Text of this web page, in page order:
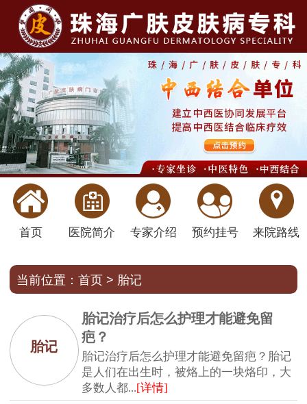
首页 医院简介 专家介绍 预约挂号 来院路线
当前位置： 首页 > 胎记
胎记
胎记治疗后怎么护理才能避免留
疤？
胎记治疗后怎么护理才能避免留疤？胎记
是人们在出生时，被烙上的一块烙印，大
多数人都...[详情]